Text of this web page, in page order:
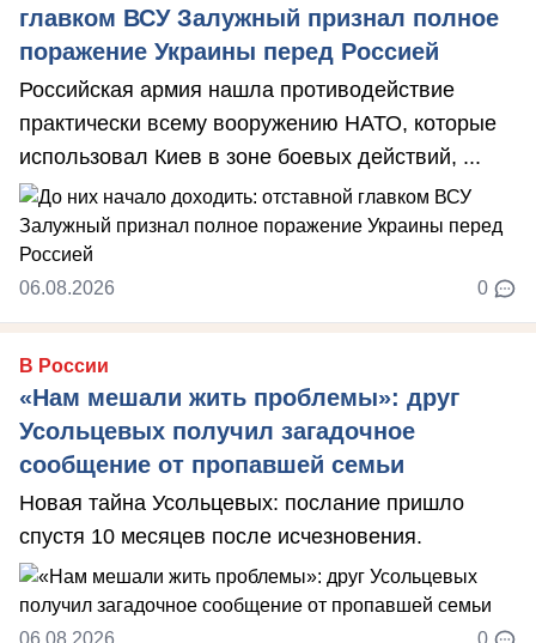
главком ВСУ Залужный признал полное
поражение Украины перед Россией
Российская армия нашла противодействие
практически всему вооружению НАТО, которые
использовал Киев в зоне боевых действий, ...
06.08.2026 0
В России
«Нам мешали жить проблемы»: друг
Усольцевых получил загадочное
сообщение от пропавшей семьи
Новая тайна Усольцевых: послание пришло
спустя 10 месяцев после исчезновения.